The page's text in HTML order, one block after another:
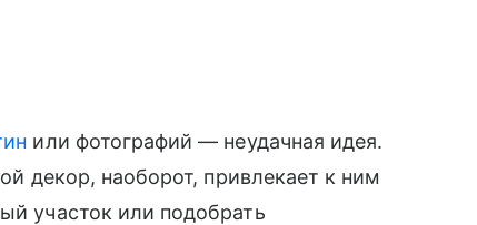
или фотографий — неудачная идея.
декор, наоборот, привлекает к ним
участок или подобрать